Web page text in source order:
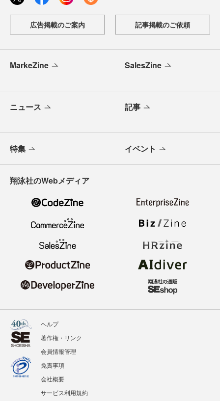
広告掲載のご案内 記事掲載のご依頼
MarkeZine SalesZine
ニュース 記事
特集 イベント
翔泳社のWebメディア
ヘルプ
著作権・リンク
会員情報管理
免責事項
会社概要
サービス利用規約